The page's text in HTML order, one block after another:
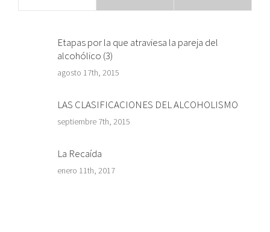
Etapas por la que atraviesa la pareja del
alcohólico (3)
agosto 17th, 2015
LAS CLASIFICACIONES DEL ALCOHOLISMO
septiembre 7th, 2015
La Recaída
enero 11th, 2017